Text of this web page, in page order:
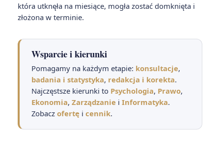
która utknęła na miesiące, mogła zostać domknięta i
złożona w terminie.
Wsparcie i kierunki
Pomagamy na każdym etapie: konsultacje,
badania i statystyka, redakcja i korekta.
Najczęstsze kierunki to Psychologia, Prawo,
Ekonomia, Zarządzanie i Informatyka.
Zobacz ofertę i cennik.